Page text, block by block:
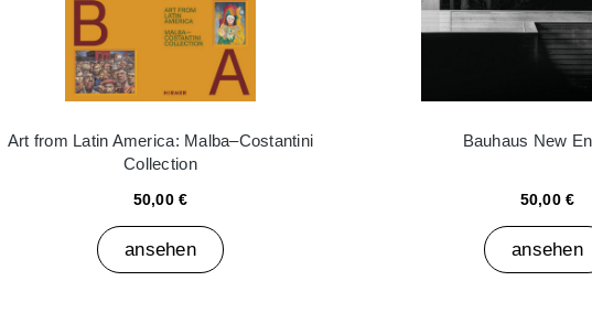
Art from Latin America: Malba–Costantini
Collection
50,00 €
ansehen
Bauhaus New
50,00 €
ansehen